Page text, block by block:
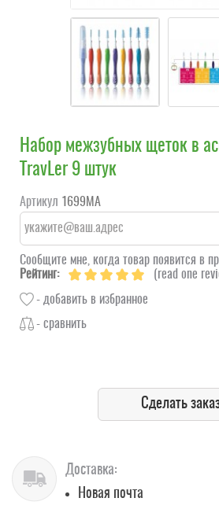
Набор межзубных щеток в
TravLer 9 штук
Артикул 1699MA
Сообщите мне, когда товар появится в
Рейтинг:
(read one
- добавить в избранное
- сравнить
Сделать
Доставка:
Новая почта